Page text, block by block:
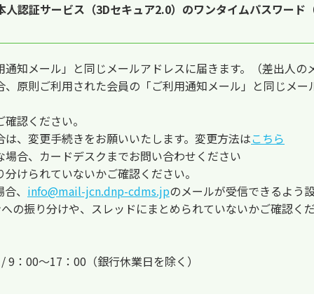
認証サービス（3Dセキュア2.0）のワンタイムパスワード
知メール」と同じメールアドレスに届きます。（差出人の
原則ご利用された会員の「ご利用通知メール」と同じメー
認ください。
、変更手続きをお願いいたします。変更方法はこちら
合、カードデスクまでお問い合わせください
けられていないかご確認ください。
、 info@mail-jcn.dnp-cdms.jpのメールが受信できるよう
の振り分けや、スレッドにまとめられていないかご確認くだ
00～17：00（銀行休業日を除く）